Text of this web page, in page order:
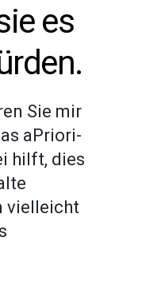
es
Sie mir
aPriori-
hilft, dies
vielleicht